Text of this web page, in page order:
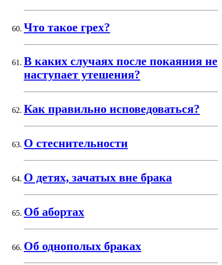
Что такое грех?
В каких случаях после покаяния не
наступает утешения?
Как правильно исповедоваться?
О стеснительности
О детях, зачатых вне брака
Об абортах
Об однополых браках